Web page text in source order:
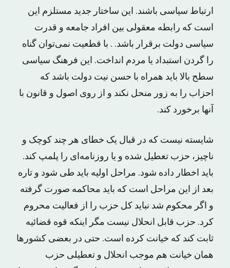
ارتباط سیاسی باشند. این ساختار جدید مستلزم این
است که رابطه معقولی بین افراد جامعه و قدرت
سیاسی دولت برقرار باشد. . با قطعیت نمی‌توان گناه
را گردن استبداد یا مردم انداخت. این فرهنگ سیاسی
سطح بالا باید همراه با حسن نیت دولت باشد که
احزاب را به زور منحل نکند و از روی اصول و قانون با
آنها برخورد کند.
شایسته نیست که در قبال یک خطای هر چند کوچک و
ناچیز، حزب تعطیل شده و یا روزنامه‌ای را پلمپ کند.
باید اخطار داده شود. مراحل اولیه باید طی شود و تاره
بعد از این مراحل است که باید محاکمه صورت گرفته
و اگر محکوم شد نباید کل حزب را از فعالیت محروم
کرد. حزب قابل انحلال نیست مگر اینکه قوه قضائیه
ثابت کند که خیانت کرده است. حتی در بعضی کشورها
همان خیانت هم موجب انحلال و تعطیلی حزب